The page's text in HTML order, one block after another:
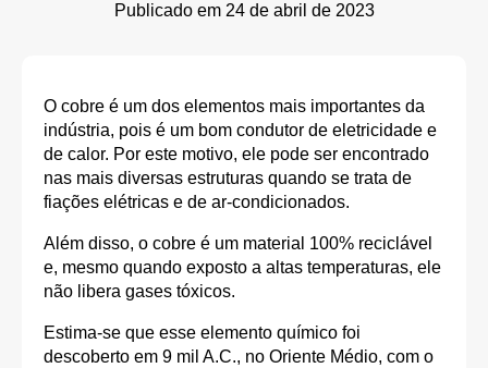
Publicado em 24 de abril de 2023
O cobre é um dos elementos mais importantes da
indústria, pois é um bom condutor de eletricidade e
de calor. Por este motivo, ele pode ser encontrado
nas mais diversas estruturas quando se trata de
fiações elétricas e de ar-condicionados.
Além disso, o cobre é um material 100% reciclável
e, mesmo quando exposto a altas temperaturas, ele
não libera gases tóxicos.
Estima-se que esse elemento químico foi
descoberto em 9 mil A.C., no Oriente Médio, com o